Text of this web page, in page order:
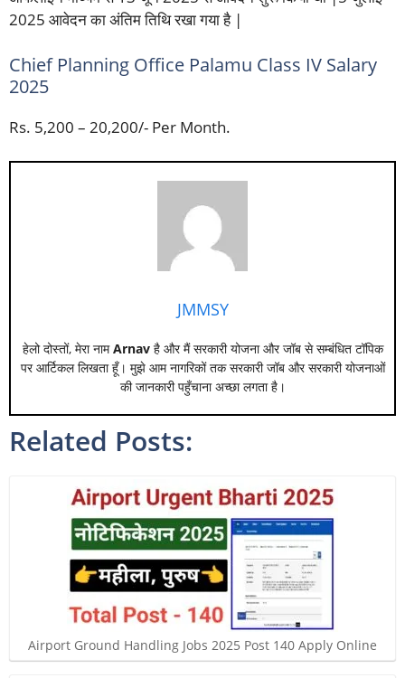
2025 आवेदन का अंतिम तिथि रखा गया है |
Chief Planning Office Palamu Class IV Salary
2025
Rs. 5,200 – 20,200/- Per Month.
JMMSY
हेलो दोस्तों, मेरा नामArnavहै और मैं सरकारी योजना और जॉब से सम्बंधित टॉपिक
पर आर्टिकल लिखता हूँ। मुझे आम नागरिकों तक सरकारी जॉब और सरकारी योजनाओं
की जानकारी पहुँचाना अच्छा लगता है।
Related Posts:
Airport Ground Handling Jobs 2025 Post 140 Apply Online